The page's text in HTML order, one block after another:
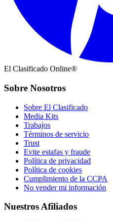
El Clasificado Online®
Sobre Nosotros
Sobre El Clasificado
Media Kits
Trabajos
Términos de servicio
Trust
Evite estafas y fraude
Política de privacidad
Política de cookies
Cumplimiento de la CCPA
No vender mi información
Nuestros Afiliados